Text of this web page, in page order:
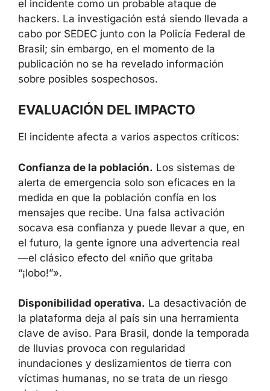
Nacional de Protección y Defensa Civil
( SEDEC) calificó el incidente como un
probable ataque de hackers. La investigación
está siendo llevada a cabo por SEDEC junto
con la Policía Federal de Brasil; sin embargo,
en el momento de la publicación no se ha
sospechosos.
EVALUACIÓN DEL IMPACTO
El incidente afecta a varios aspectos críticos:
Confianza de la población. Los sistemas de
alerta de emergencia solo son eficaces en la
medida en que la población confía en los
mensajes que recibe. Una falsa activación
socava esa confianza y puede llevar a que,
en el futuro, la gente ignore una advertencia
“¡lobo!”».
Disponibilidad operativa.La desactivación
de la plataforma deja al país sin una
herramienta clave de aviso. Para Brasil,
donde la temporada de lluvias provoca con